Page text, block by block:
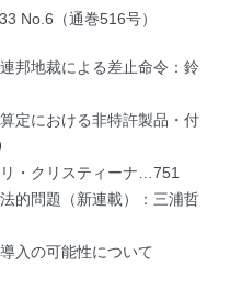
No.6（通巻516号）
邦地裁による差止命令：鈴
定における非特許製品・付
・クリスティーナ…751
的問題（新連載）：三浦哲
入の可能性について